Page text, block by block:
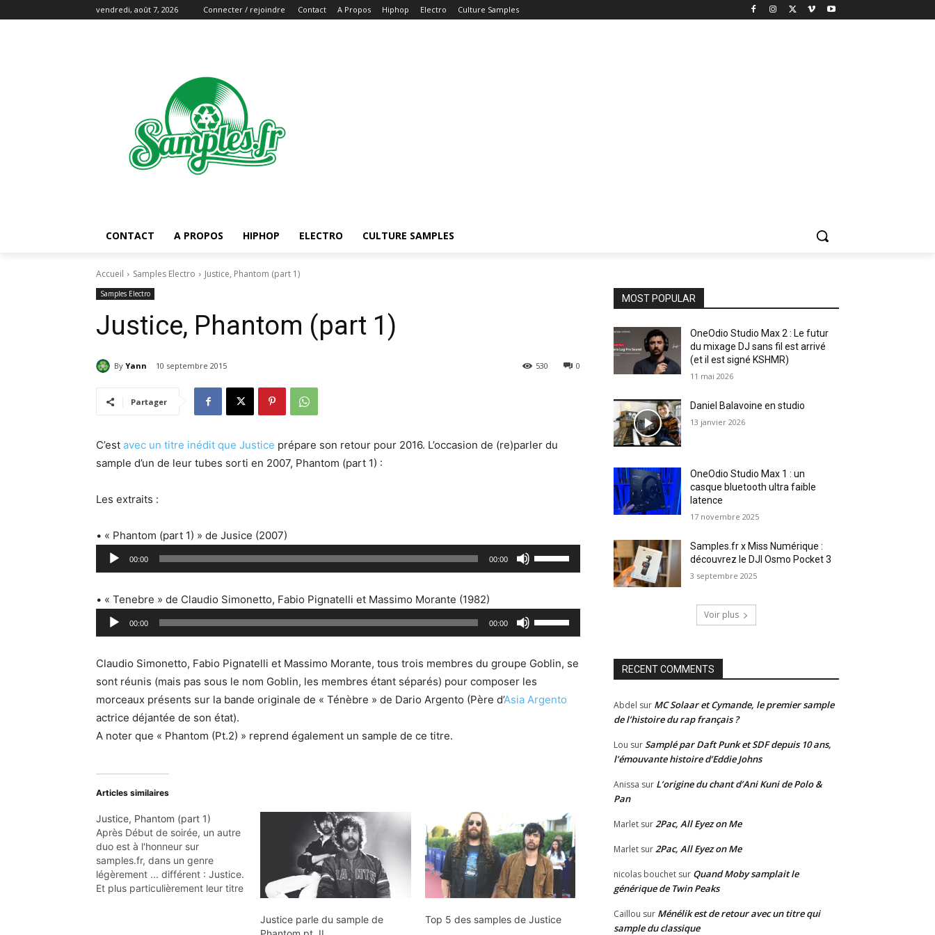
vendredi, août 7, 2026 Connecter / rejoindre Contact A Propos Hiphop Electro Culture Samples
CONTACT A PROPOS HIPHOP ELECTRO CULTURE SAMPLES
Accueil Samples Electro Justice, Phantom (part 1)
Samples Electro
Justice, Phantom (part 1)
By Yann 10 septembre 2015 0
530
Partager
C’est avec un titre inédit que Justice prépare son retour pour 2016. L’occasion de (re)parler du
sample d’un de leur tubes sorti en 2007, Phantom (part 1) :
Les extraits :
• « Phantom (part 1) » de Jusice (2007)
e
t
r
a
u
d
i
00:00 00:00
t
l
i
e
z
l
h
e
s
h
a
• « Tenebre » de Claudio Simonetto, Fabio Pignatelli et Massimo Morante (1982)
e
t
e
u
r
a
i
o
00:00 00:00
t
l
i
s
l
è
c
h
s
Claudio Simonetto, Fabio Pignatelli et Massimo Morante, tous trois membres du groupe Goblin, se
sont réunis (mais pas sous le nom Goblin, les membres étant séparés) pour composer les
morceaux présents sur la bande originale de « Ténèbre » de Dario Argento (Père d’Asia Argento
actrice déjantée de son état).
A noter que « Phantom (Pt.2) » reprend également un sample de ce titre.
Articles similaires
Justice, Phantom (part 1)
Après Début de soirée, un autre
duo est à l'honneur sur
samples.fr, dans un genre
légèrement ... différent : Justice.
Et plus particulièrement leur titre
Justice parle du sample de
Top 5 des samples de Justice
MOST POPULAR
OneOdio Studio Max 2 : Le futur
du mixage DJ sans fil est arrivé
(et il est signé KSHMR)
11 mai 2026
Daniel Balavoine en studio
13 janvier 2026
OneOdio Studio Max 1 : un
casque bluetooth ultra faible
latence
17 novembre 2025
Samples.fr x Miss Numérique :
découvrez le DJI Osmo Pocket 3
3 septembre 2025
Voir plus
RECENT COMMENTS
Abdel sur MC Solaar et Cymande, le premier sample
de l’histoire du rap français ?
Lou surSamplé par Daft Punk et SDF depuis 10 ans,
l’émouvante histoire d’Eddie Johns
Anissa sur L’origine du chant d’Ani Kuni de Polo &
Pan
Marlet sur2Pac, All Eyez on Me
Marlet sur2Pac, All Eyez on Me
nicolas bouchet sur Quand Moby samplait le
générique de Twin Peaks
Caillou sur Ménélik est de retour avec un titre qui
sample du classique